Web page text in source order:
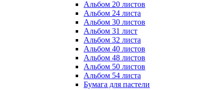
Альбом 20 листов
Альбом 24 листа
Альбом 30 листов
Альбом 31 лист
Альбом 32 листа
Альбом 40 листов
Альбом 48 листов
Альбом 50 листов
Альбом 54 листа
Бумага для пастели